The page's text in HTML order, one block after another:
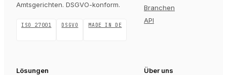
Amtsgerichten. DSGVO-konform.
ISO 27001 DSGVO MADE IN DE
Branchen
API
Lösungen Über uns